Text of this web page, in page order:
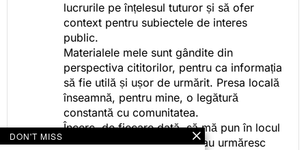
lucrurile pe înțelesul tuturor și să ofer
context pentru subiectele de interes
public.
Materialele mele sunt gândite din
perspectiva cititorilor, pentru ca informația
să fie utilă și ușor de urmărit. Presa locală
înseamnă, pentru mine, o legătură
constantă cu comunitatea.
Încerc, de fiecare dată, să mă pun în locul
celor care citesc, privesc sau urmăresc
DON'T MISS